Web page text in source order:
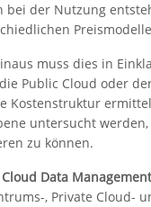
bei der Nutzung
muss dies in
Public Cloud oder
Kostenstruktur
untersucht
zu können.
Data
, Private Cloud-